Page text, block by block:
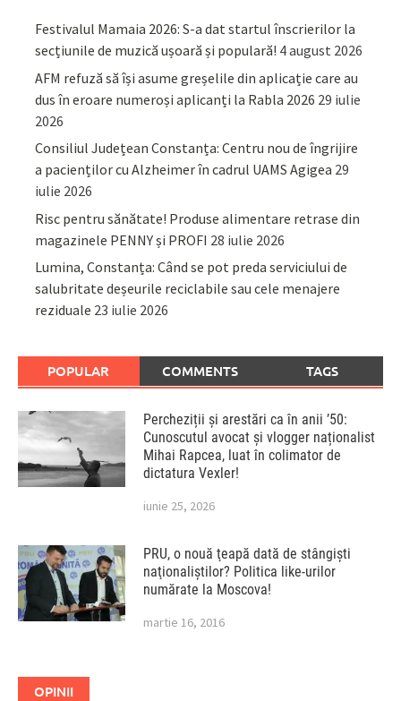
Festivalul Mamaia 2026: S-a dat startul înscrierilor la
secțiunile de muzică ușoară și populară! 4 august 2026
AFM refuză să își asume greșelile din aplicație care au
dus în eroare numeroși aplicanți la Rabla 2026 29 iulie
2026
Consiliul Județean Constanța: Centru nou de îngrijire
a pacienților cu Alzheimer în cadrul UAMS Agigea 29
iulie 2026
Risc pentru sănătate! Produse alimentare retrase din
magazinele PENNY și PROFI 28 iulie 2026
Lumina, Constanța: Când se pot preda serviciului de
salubritate deșeurile reciclabile sau cele menajere
reziduale 23 iulie 2026
POPULAR COMMENTS TAGS
Percheziții și arestări ca în anii ’50:
Cunoscutul avocat și vlogger naționalist
Mihai Rapcea, luat în colimator de
dictatura Vexler!
iunie 25, 2026
PRU, o nouă ţeapă dată de stângişti
naţionaliştilor? Politica like-urilor
numărate la Moscova!
martie 16, 2016
OPINII